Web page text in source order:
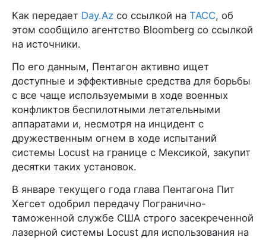
Как передает Day.Az со ссылкой на ТАСС, об
этом сообщило агентство Bloomberg со ссылкой
на источники.
По его данным, Пентагон активно ищет
доступные и эффективные средства для борьбы
с все чаще используемыми в ходе военных
конфликтов беспилотными летательными
аппаратами и, несмотря на инцидент с
дружественным огнем в ходе испытаний
системы Locust на границе с Мексикой, закупит
десятки таких установок.
В январе текущего года глава Пентагона Пит
Хегсет одобрил передачу Погранично-
таможенной службе США строго засекреченной
лазерной системы Locust для использования на